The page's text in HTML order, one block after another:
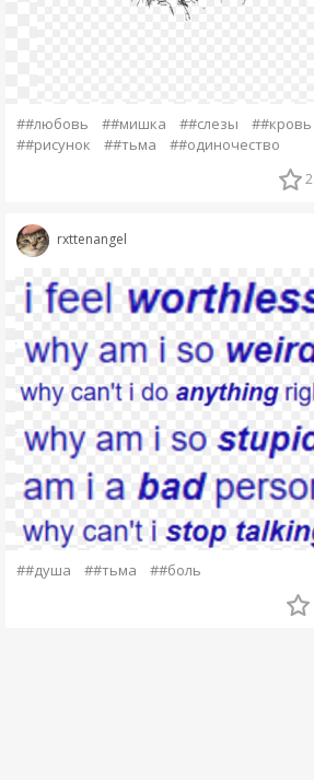
##любовь ##мишка ##слезы
##кровь
##рисунок
##тьма ##одиночество
2
rxttenangel
##душа ##тьма ##боль